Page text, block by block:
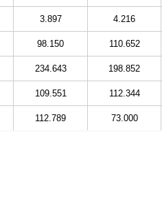
3.897 4.216
98.150 110.652
234.643 198.852
109.551 112.344
112.789 73.000